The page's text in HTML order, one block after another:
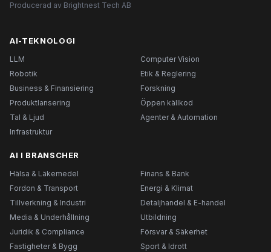
Producerad av Brightnest Tech AB
AI-TEKNOLOGI
LLM
Computer Vision
Robotik
Etik & Reglering
Business & Finansiering
Forskning
Produktlansering
Öppen källkod
Tal & Ljud
Agenter & Automation
Infrastruktur
AI I BRANSCHER
Hälsa & Läkemedel
Finans & Bank
Fordon & Transport
Energi & Klimat
Tillverkning & Industri
Detaljhandel & E-handel
Media & Underhållning
Utbildning
Juridik & Compliance
Försvar & Säkerhet
Fastigheter & Bygg
Sport & Idrott